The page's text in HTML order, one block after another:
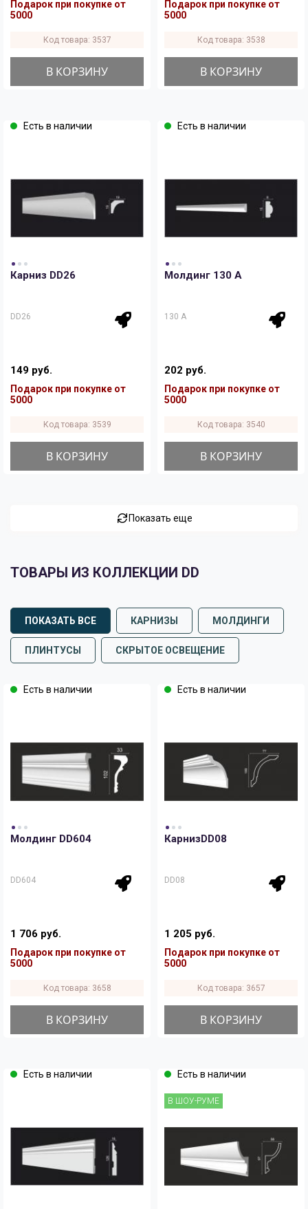
Подарок при покупке от
5000
Код товара: 3537
В КОРЗИНУ
Подарок при покупке от
5000
Код товара: 3538
В КОРЗИНУ
Есть в наличии
Карниз DD26
DD26
149 руб.
Подарок при покупке от
5000
Код товара: 3539
В КОРЗИНУ
Есть в наличии
Молдинг 130 A
130 A
202 руб.
Подарок при покупке от
5000
Код товара: 3540
В КОРЗИНУ
Показать еще
ТОВАРЫ ИЗ КОЛЛЕКЦИИ DD
ПОКАЗАТЬ ВСЕ КАРНИЗЫ МОЛДИНГИ
ПЛИНТУСЫ СКРЫТОЕ ОСВЕЩЕНИЕ
Есть в наличии
Молдинг DD604
DD604
1 706 руб.
Подарок при покупке от
5000
Код товара: 3658
В КОРЗИНУ
Есть в наличии
КарнизDD08
DD08
1 205 руб.
Подарок при покупке от
5000
Код товара: 3657
В КОРЗИНУ
Есть в наличии Есть в наличии
В ШОУ-РУМЕ